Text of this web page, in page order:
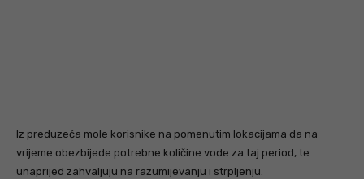
Iz preduzeća mole korisnike na pomenutim lokacijama da na
vrijeme obezbijede potrebne količine vode za taj period, te
unaprijed zahvaljuju na razumijevanju i strpljenju.